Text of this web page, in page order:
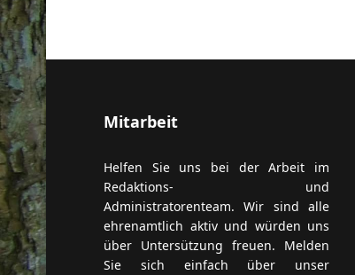
Mitarbeit
Helfen Sie uns bei der Arbeit im
Redaktions- und
Administratorenteam. Wir sind alle
ehrenamtlich aktiv und würden uns
über Untersützung freuen. Melden
Sie sich einfach über unser
anzeigen